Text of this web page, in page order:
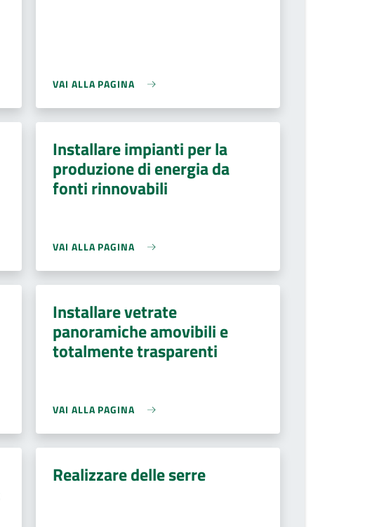
VAI ALLA PAGINA
Installare impianti per la
produzione di energia da
fonti rinnovabili
VAI ALLA PAGINA
Installare vetrate
panoramiche amovibili e
totalmente trasparenti
VAI ALLA PAGINA
Realizzare delle serre